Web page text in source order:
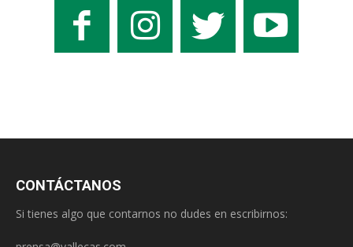
CONTÁCTANOS
Si tienes algo que contarnos no dudes en escribirnos: